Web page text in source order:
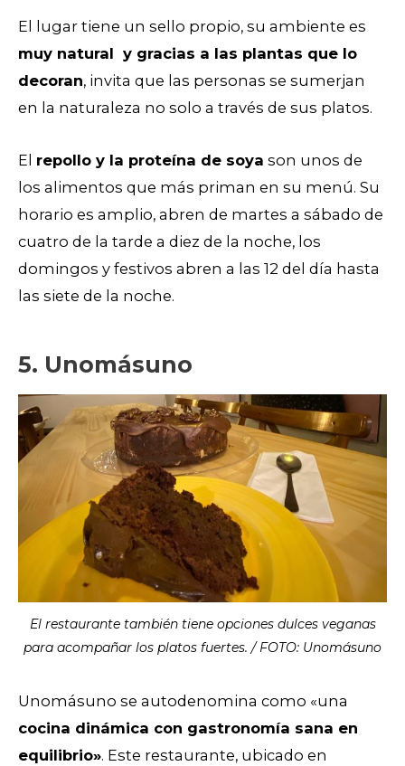
El lugar tiene un sello propio, su ambiente es
muy natural y gracias a las plantas que lo
decoran, invita que las personas se sumerjan
en la naturaleza no solo a través de sus platos.
El repollo y la proteína de soya son unos de
los alimentos que más priman en su menú. Su
horario es amplio, abren de martes a sábado de
cuatro de la tarde a diez de la noche, los
domingos y festivos abren a las 12 del día hasta
las siete de la noche.
5. Unomásuno
El restaurante también tiene opciones dulces veganas
para acompañar los platos fuertes. / FOTO: Unomásuno
Unomásuno se autodenomina como «una
cocina dinámica con gastronomía sana en
equilibrio». Este restaurante, ubicado en